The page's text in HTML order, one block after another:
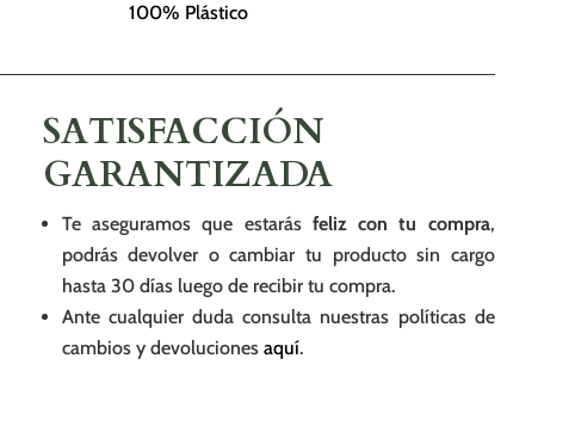
100% Plástico
SATISFACCIÓN
GARANTIZADA
Te aseguramos que estarás feliz con tu compra,
podrás devolver o cambiar tu producto sin cargo
hasta 30 días luego de recibir tu compra.
Ante cualquier duda consulta nuestras políticas de
cambios y devoluciones aquí.